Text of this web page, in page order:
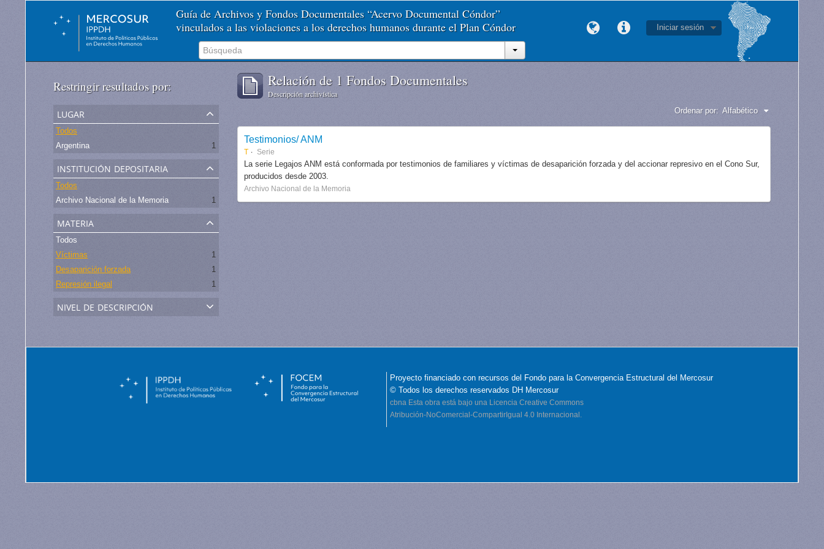
Guía de Archivos y Fondos Documentales “Acervo Documental Cóndor”
vinculados a las violaciones a los derechos humanos durante el Plan Cóndor
Iniciar sesión
Restringir resultados por:
lugar
Todos
Argentina
1
institución depositaria
Todos
Archivo Nacional de la Memoria
1
materia
Todos
Víctimas
1
Desaparición forzada
1
Represión ilegal
1
nivel de descripción
Relación de 1 Fondos Documentales
Descripción archivística
Ordenar por: Alfabético
Testimonios/ ANM
T Serie
La serie Legajos ANM está conformada por testimonios de familiares y víctimas de desaparición forzada y del accionar represivo en el Cono Sur,
producidos desde 2003.
Archivo Nacional de la Memoria
Proyecto financiado con recursos del Fondo para la Convergencia Estructural del Mercosur
© Todos los derechos reservados DH Mercosur
cbna Esta obra está bajo una Licencia Creative Commons
Atribución-NoComercial-CompartirIgual 4.0 Internacional.